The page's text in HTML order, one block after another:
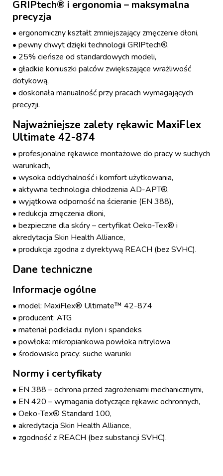
GRIPtech® i ergonomia – maksymalna
precyzja
• ergonomiczny kształt zmniejszający zmęczenie dłoni,
• pewny chwyt dzięki technologii GRIPtech®,
• 25% cieńsze od standardowych modeli,
• gładkie koniuszki palców zwiększające wrażliwość
dotykową,
• doskonała manualność przy pracach wymagających
precyzji.
Najważniejsze zalety rękawic MaxiFlex
Ultimate 42-874
• profesjonalne rękawice montażowe do pracy w suchych
warunkach,
• wysoka oddychalność i komfort użytkowania,
• aktywna technologia chłodzenia AD-APT®,
• wyjątkowa odporność na ścieranie (EN 388),
• redukcja zmęczenia dłoni,
• bezpieczne dla skóry – certyfikat Oeko-Tex® i
akredytacja Skin Health Alliance,
• produkcja zgodna z dyrektywą REACH (bez SVHC).
Dane techniczne
Informacje ogólne
• model: MaxiFlex® Ultimate™ 42-874
• producent: ATG
• materiał podkładu: nylon i spandeks
• powłoka: mikropiankowa powłoka nitrylowa
• środowisko pracy: suche warunki
Normy i certyfikaty
• EN 388 – ochrona przed zagrożeniami mechanicznymi,
• EN 420 – wymagania dotyczące rękawic ochronnych,
• Oeko-Tex® Standard 100,
• akredytacja Skin Health Alliance,
• zgodność z REACH (bez substancji SVHC).